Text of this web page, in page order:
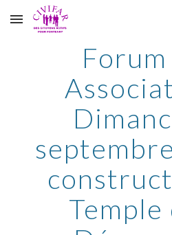
Skip to main content
Forum
Temple